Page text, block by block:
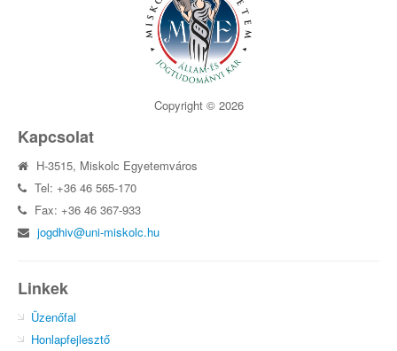
Copyright © 2026
Kapcsolat
H-3515, Miskolc Egyetemváros
Tel: +36 46 565-170
Fax: +36 46 367-933
jogdhiv@uni-miskolc.hu
Linkek
Üzenőfal
Honlapfejlesztő